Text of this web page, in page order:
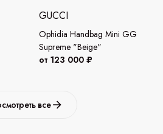
GUCCI
Ophidia Handbag Mini GG
Supreme "Beige"
от 123 000 ₽
все